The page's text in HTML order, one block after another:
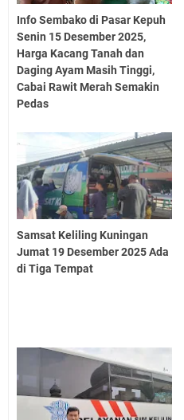
Info Sembako di Pasar Kepuh
Senin 15 Desember 2025,
Harga Kacang Tanah dan
Daging Ayam Masih Tinggi,
Cabai Rawit Merah Semakin
Pedas
Samsat Keliling Kuningan
Jumat 19 Desember 2025 Ada
di Tiga Tempat